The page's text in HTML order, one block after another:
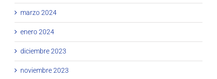
marzo 2024
enero 2024
diciembre 2023
noviembre 2023